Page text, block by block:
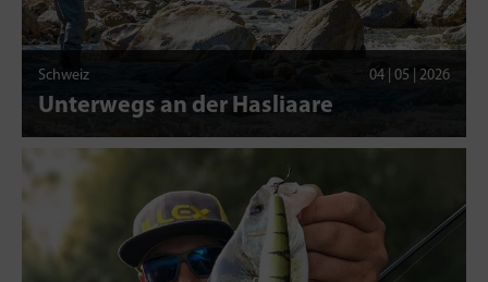
Schweiz 04 | 05 | 2026
Unterwegs an der Hasliaare